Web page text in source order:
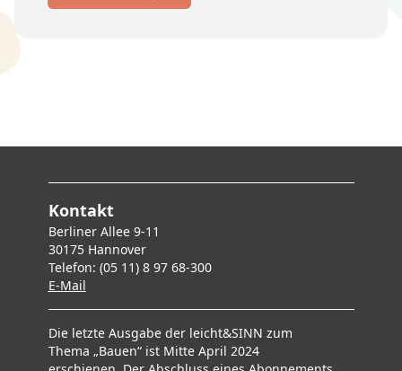
Kontakt
Berliner Allee 9-11
30175 Hannover
Telefon: (05 11) 8 97 68-300
E-Mail
Die letzte Ausgabe der leicht&SINN zum
Thema „Bauen“ ist Mitte April 2024